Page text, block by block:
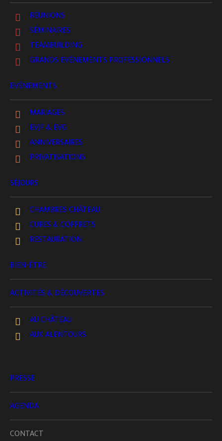
RÉUNIONS
SÉMINAIRES
TEAMBUILDING
GRANDS EVÉNEMENTS PROFESSIONNELS
EVÉNEMENTS
MARIAGES
EVJF & EVG
ANNIVERSAIRES
PRIVATISATIONS
SÉJOURS
CHAMBRES CHÂTEAU
CURES & COFFRETS
RESTAURATION
BIEN-ÊTRE
ACTIVITÉS & DÉCOUVERTES
AU CHÂTEAU
AUX ALENTOURS
PRESSE
AGENDA
CONTACT
Réception
06 49 56 80 13
07 60 42 65 63
Allée de Maillé
49120 Chemillé-en-Anjou